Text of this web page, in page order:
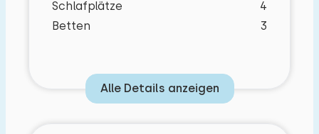
Schlafplätze
4
Betten
3
Alle Details anzeigen